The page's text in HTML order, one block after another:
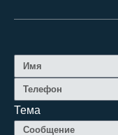
Тема